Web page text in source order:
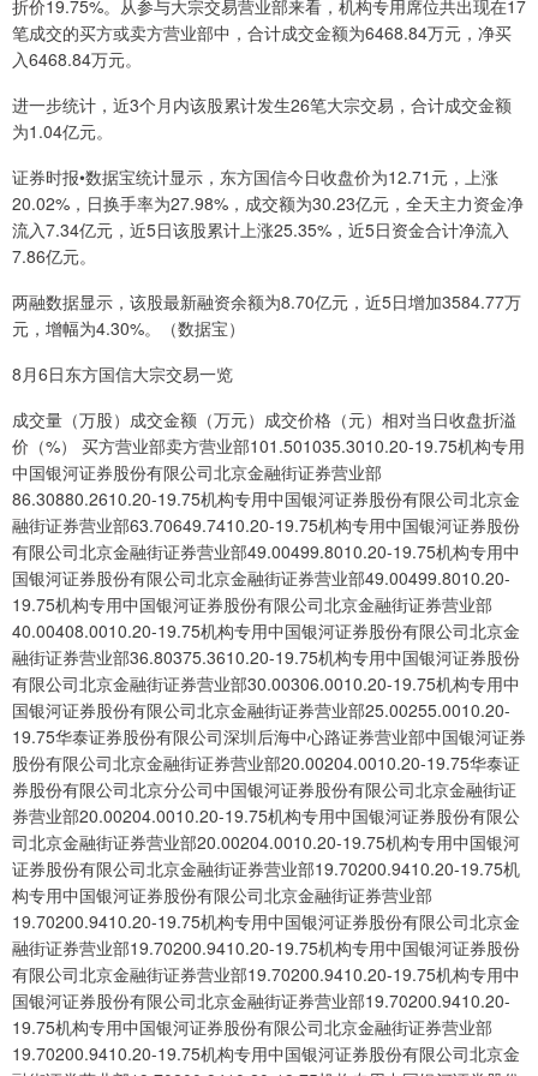
折价19.75%。从参与大宗交易营业部来看，机构专用席位共出现在17
笔成交的买方或卖方营业部中，合计成交金额为6468.84万元，净买
入6468.84万元。
进一步统计，近3个月内该股累计发生26笔大宗交易，合计成交金额
为1.04亿元。
证券时报•数据宝统计显示，东方国信今日收盘价为12.71元，上涨
20.02%，日换手率为27.98%，成交额为30.23亿元，全天主力资金净
流入7.34亿元，近5日该股累计上涨25.35%，近5日资金合计净流入
7.86亿元。
两融数据显示，该股最新融资余额为8.70亿元，近5日增加3584.77万
元，增幅为4.30%。（数据宝）
8月6日东方国信大宗交易一览
成交量（万股）成交金额（万元）成交价格（元）相对当日收盘折溢
价（%） 买方营业部卖方营业部101.501035.3010.20-19.75机构专用
中国银河证券股份有限公司北京金融街证券营业部
86.30880.2610.20-19.75机构专用中国银河证券股份有限公司北京金
融街证券营业部63.70649.7410.20-19.75机构专用中国银河证券股份
有限公司北京金融街证券营业部49.00499.8010.20-19.75机构专用中
国银河证券股份有限公司北京金融街证券营业部49.00499.8010.20-
19.75机构专用中国银河证券股份有限公司北京金融街证券营业部
40.00408.0010.20-19.75机构专用中国银河证券股份有限公司北京金
融街证券营业部36.80375.3610.20-19.75机构专用中国银河证券股份
有限公司北京金融街证券营业部30.00306.0010.20-19.75机构专用中
国银河证券股份有限公司北京金融街证券营业部25.00255.0010.20-
19.75华泰证券股份有限公司深圳后海中心路证券营业部中国银河证券
股份有限公司北京金融街证券营业部20.00204.0010.20-19.75华泰证
券股份有限公司北京分公司中国银河证券股份有限公司北京金融街证
券营业部20.00204.0010.20-19.75机构专用中国银河证券股份有限公
司北京金融街证券营业部20.00204.0010.20-19.75机构专用中国银河
证券股份有限公司北京金融街证券营业部19.70200.9410.20-19.75机
构专用中国银河证券股份有限公司北京金融街证券营业部
19.70200.9410.20-19.75机构专用中国银河证券股份有限公司北京金
融街证券营业部19.70200.9410.20-19.75机构专用中国银河证券股份
有限公司北京金融街证券营业部19.70200.9410.20-19.75机构专用中
国银河证券股份有限公司北京金融街证券营业部19.70200.9410.20-
19.75机构专用中国银河证券股份有限公司北京金融街证券营业部
19.70200.9410.20-19.75机构专用中国银河证券股份有限公司北京金